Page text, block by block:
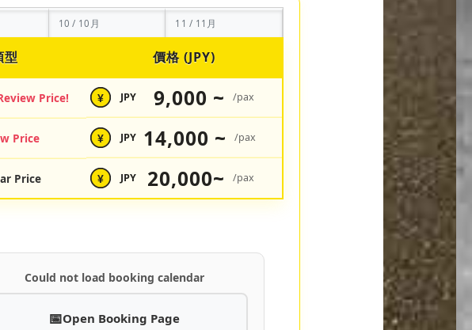
10 / 10月 11 / 11月
型 價格 (JPY)
Price! ¥ JPY 9,000 ~ /pax
Price ¥ JPY 14,000 ~ /pax
Price ¥ JPY 20,000~ /pax
Could not load booking calendar
Open Booking Page